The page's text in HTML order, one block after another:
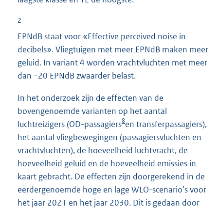
2
EPNdB staat voor «Effective perceived noise in
decibels». Vliegtuigen met meer EPNdB maken meer
geluid. In variant 4 worden vrachtvluchten met meer
dan –20 EPNdB zwaarder belast.
In het onderzoek zijn de effecten van de
bovengenoemde varianten op het aantal
luchtreizigers (OD-passagiers8en transferpassagiers),
het aantal vliegbewegingen (passagiersvluchten en
vrachtvluchten), de hoeveelheid luchtvracht, de
hoeveelheid geluid en de hoeveelheid emissies in
kaart gebracht. De effecten zijn doorgerekend in de
eerdergenoemde hoge en lage WLO-scenario’s voor
het jaar 2021 en het jaar 2030. Dit is gedaan door